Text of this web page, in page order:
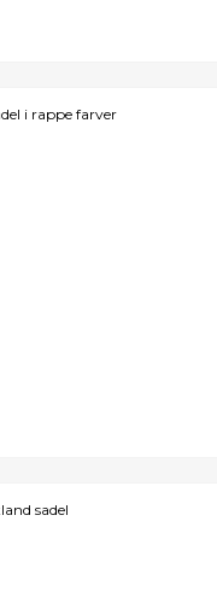
i rappe farver
sadel